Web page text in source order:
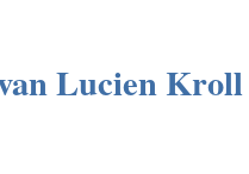
Lucien Kroll